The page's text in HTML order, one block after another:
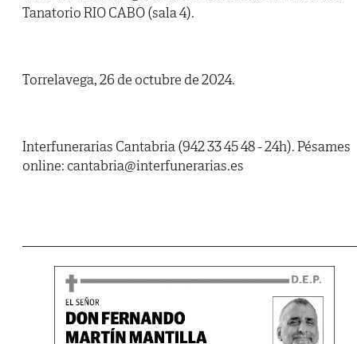
Tanatorio RIO CABO (sala 4).
Torrelavega, 26 de octubre de 2024.
Interfunerarias Cantabria (942 33 45 48 - 24h). Pésames
online: cantabria@interfunerarias.es